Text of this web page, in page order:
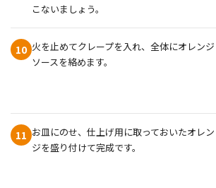
こないましょう。
10 火を止めてクレープを入れ、全体にオレンジ
ソースを絡めます。
11 お皿にのせ、仕上げ用に取っておいたオレン
ジを盛り付けて完成です。